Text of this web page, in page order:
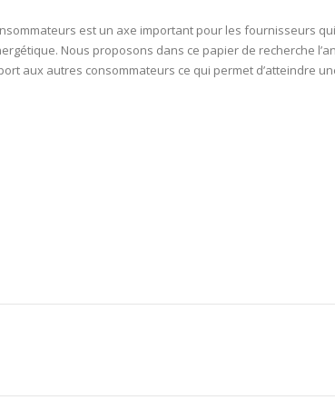
est un axe important pour les fournisseurs
Nous proposons dans ce papier de recherche
aux autres consommateurs ce qui permet d’atteindre